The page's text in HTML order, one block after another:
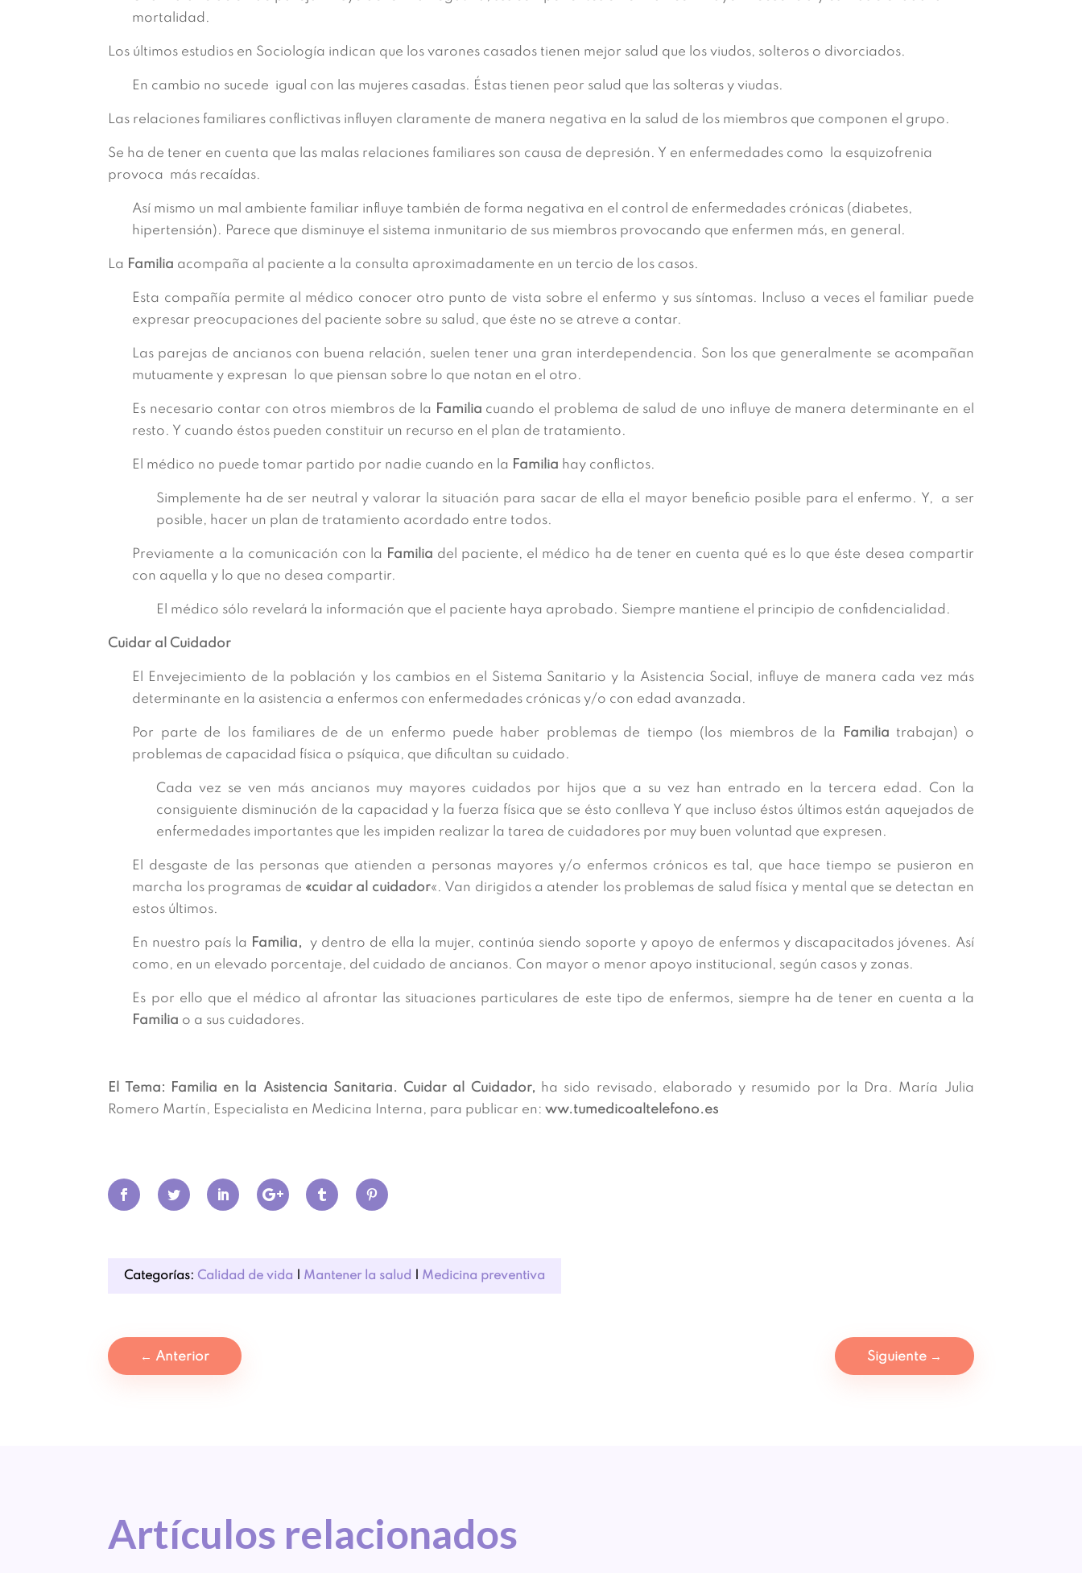
mortalidad.
Los últimos estudios en Sociología indican que los varones casados tienen mejor salud que los viudos, solteros o divorciados.
En cambio no sucede igual con las mujeres casadas. Éstas tienen peor salud que las solteras y viudas.
Las relaciones familiares conflictivas influyen claramente de manera negativa en la salud de los miembros que componen el grupo.
Se ha de tener en cuenta que las malas relaciones familiares son causa de depresión. Y en enfermedades como la esquizofrenia
provoca más recaídas.
Así mismo un mal ambiente familiar influye también de forma negativa en el control de enfermedades crónicas (diabetes,
hipertensión). Parece que disminuye el sistema inmunitario de sus miembros provocando que enfermen más, en general.
La Familia acompaña al paciente a la consulta aproximadamente en un tercio de los casos.
Esta compañía permite al médico conocer otro punto de vista sobre el enfermo y sus síntomas. Incluso a veces el familiar puede
expresar preocupaciones del paciente sobre su salud, que éste no se atreve a contar.
Las parejas de ancianos con buena relación, suelen tener una gran interdependencia. Son los que generalmente se acompañan
mutuamente y expresan lo que piensan sobre lo que notan en el otro.
Es necesario contar con otros miembros de la Familia cuando el problema de salud de uno influye de manera determinante en el
resto. Y cuando éstos pueden constituir un recurso en el plan de tratamiento.
El médico no puede tomar partido por nadie cuando en la Familia hay conflictos.
Simplemente ha de ser neutral y valorar la situación para sacar de ella el mayor beneficio posible para el enfermo. Y, a ser
posible, hacer un plan de tratamiento acordado entre todos.
Previamente a la comunicación con la Familia del paciente, el médico ha de tener en cuenta qué es lo que éste desea compartir
con aquella y lo que no desea compartir.
El médico sólo revelará la información que el paciente haya aprobado. Siempre mantiene el principio de confidencialidad.
Cuidar al Cuidador
El Envejecimiento de la población y los cambios en el Sistema Sanitario y la Asistencia Social, influye de manera cada vez más
determinante en la asistencia a enfermos con enfermedades crónicas y/o con edad avanzada.
Por parte de los familiares de de un enfermo puede haber problemas de tiempo (los miembros de la Familia trabajan) o
problemas de capacidad física o psíquica, que dificultan su cuidado.
Cada vez se ven más ancianos muy mayores cuidados por hijos que a su vez han entrado en la tercera edad. Con la
consiguiente disminución de la capacidad y la fuerza física que se ésto conlleva Y que incluso éstos últimos están aquejados de
enfermedades importantes que les impiden realizar la tarea de cuidadores por muy buen voluntad que expresen.
El desgaste de las personas que atienden a personas mayores y/o enfermos crónicos es tal, que hace tiempo se pusieron en
marcha los programas de «cuidar al cuidador«. Van dirigidos a atender los problemas de salud física y mental que se detectan en
estos últimos.
En nuestro país la Familia,
y dentro de ella la mujer, continúa siendo soporte y apoyo de enfermos y discapacitados jóvenes. Así
como, en un elevado porcentaje, del cuidado de ancianos. Con mayor o menor apoyo institucional, según casos y zonas.
Es por ello que el médico al afrontar las situaciones particulares de este tipo de enfermos, siempre ha de tener en cuenta a la
Familia o a sus cuidadores.
El Tema: Familia en la Asistencia Sanitaria. Cuidar al Cuidador, ha sido revisado, elaborado y resumido por la Dra. María Julia
Romero Martín, Especialista en Medicina Interna, para publicar en: ww.tumedicoaltelefono.es
Categorías: Calidad de vida Mantener la salud Medicina preventiva
← Anterior Siguiente→
Artículos relacionados